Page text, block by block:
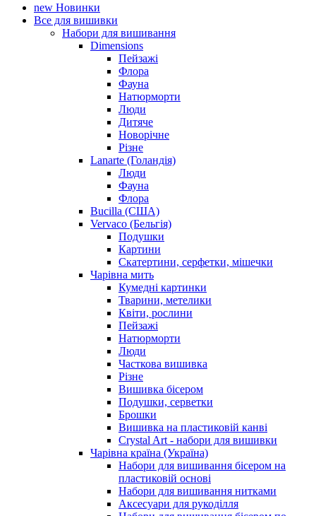
new Новинки
Все для вишивки
Набори для вишивання
Dimensions
Пейзажі
Флора
Фауна
Натюрморти
Люди
Дитяче
Новорічне
Різне
Lanarte (Голандія)
Люди
Фауна
Флора
Bucilla (США)
Vervaco (Бельгія)
Подушки
Картини
Скатертини, серфетки, мішечки
Чарiвна мить
Кумедні картинки
Тварини, метелики
Квіти, рослини
Пейзажі
Натюрморти
Люди
Часткова вишивка
Різне
Вишивка бісером
Подушки, серветки
Брошки
Вишивка на пластиковій канві
Crystal Art - набори для вишивки
Чарівна країна (Україна)
Набори для вишивання бісером на
пластиковій основі
Набори для вишивання нитками
Аксесуари для рукоділля